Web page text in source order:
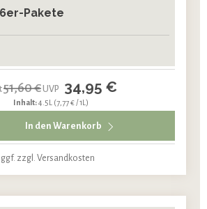
Pakete
51,60 €UVP 34,95 €
Inhalt:4.5L (7,77 € / 1L)
In den Warenkorb
ggf. zzgl. Versandkosten